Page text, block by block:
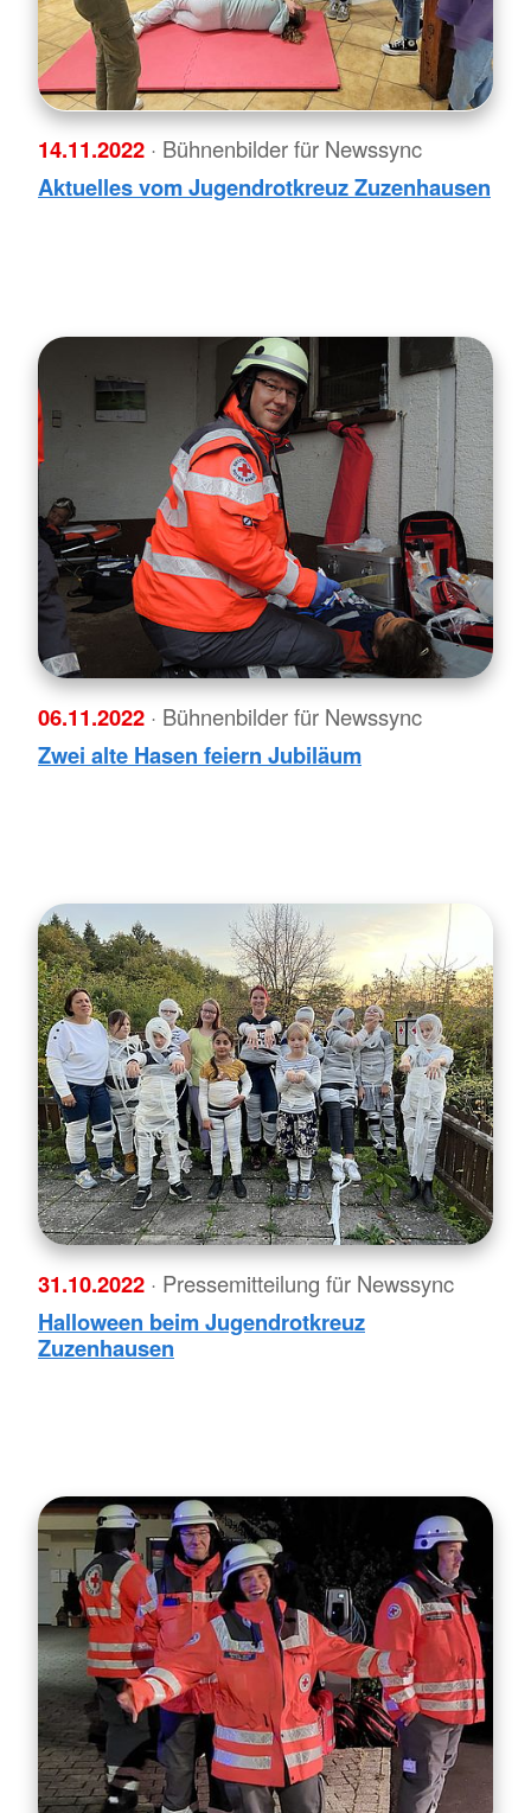
14.11.2022 · Bühnenbilder für Newssync
Aktuelles vom Jugendrotkreuz Zuzenhausen
06.11.2022 · Bühnenbilder für Newssync
Zwei alte Hasen feiern Jubiläum
31.10.2022 · Pressemitteilung für Newssync
Halloween beim Jugendrotkreuz
Zuzenhausen